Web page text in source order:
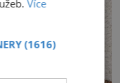
se bude do
nábytek sluší
použít? Které
Více
(1616)